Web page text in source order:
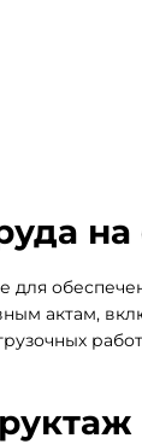
на
для
актам,